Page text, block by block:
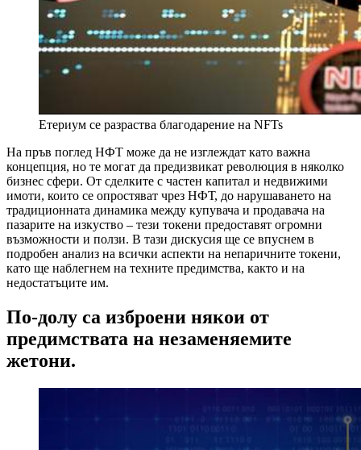
Етериум се разраства благодарение на NFTs
На пръв поглед НФТ може да не изглеждат като важна
концепция, но те могат да предизвикат революция в няколко
бизнес сфери. От сделките с частен капитал и недвижими
имоти, които се опростяват чрез НФТ, до нарушаването на
традиционната динамика между купувача и продавача на
пазарите на изкуство – тези токени предоставят огромни
възможности и ползи. В тази дискусия ще се впуснем в
подробен анализ на всички аспекти на непаричните токени,
като ще наблегнем на техните предимства, както и на
недостатъците им.
По-долу са изброени някои от
предимствата на незаменяемите
жетони.